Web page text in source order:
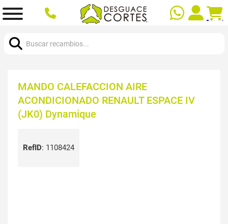
MANDO CALEFACCION AIRE
ACONDICIONADO RENAULT ESPACE IV
(JK0) Dynamique
RefID: 1108424